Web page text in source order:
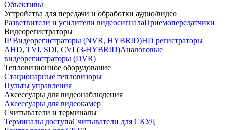
Объективы
Устройства для передачи и обработки аудио/видео
Разветвители и усилители видеосигналаПриемопередатчики
Видеорегистраторы
IP Видеорегистраторы (NVR, HYBRID)HD регистраторы
AHD, TVI, SDI, CVI (3-HYBRID)Аналоговые
видеорегистраторы (DVR)
Тепловизионное оборудование
Стационарные тепловизоры
Пульты управления
Аксессуары для видеонаблюдения
Аксессуары для видеокамер
Считыватели и терминалы
Терминалы доступаСчитыватели для СКУД